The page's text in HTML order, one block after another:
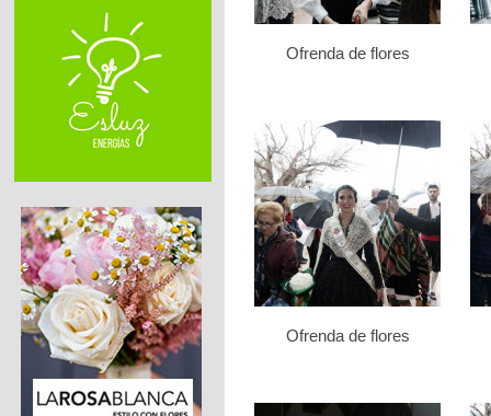
Ofrenda de flores
Ofrenda de flores